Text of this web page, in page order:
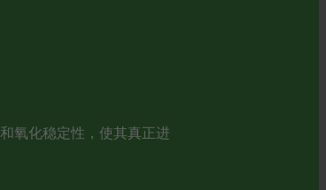
氧化稳定性，使其真正进